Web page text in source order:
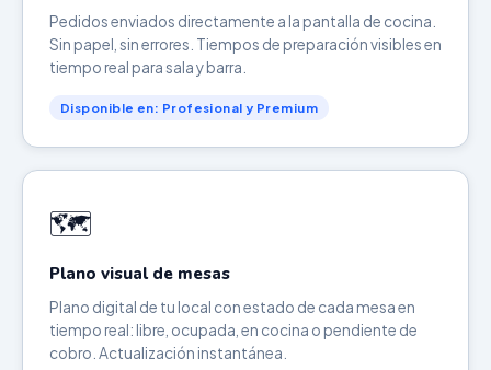
Pedidos enviados directamente a la pantalla de cocina.
Sin papel, sin errores. Tiempos de preparación visibles en
tiempo real para sala y barra.
Disponible en: Profesional y Premium
🗺️
Plano visual de mesas
Plano digital de tu local con estado de cada mesa en
tiempo real: libre, ocupada, en cocina o pendiente de
cobro. Actualización instantánea.